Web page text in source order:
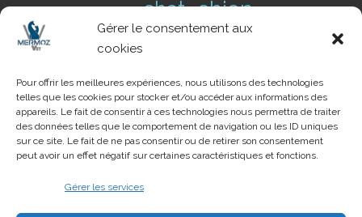
Gérer le consentement aux
cookies
Pour offrir les meilleures expériences, nous utilisons des technologies
telles que les cookies pour stocker et/ou accéder aux informations des
appareils. Le fait de consentir à ces technologies nous permettra de traiter
des données telles que le comportement de navigation ou les ID uniques
sur ce site. Le fait de ne pas consentir ou de retirer son consentement
peut avoir un effet négatif sur certaines caractéristiques et fonctions.
Gérer les services
chat chien
Conseil NAC
conseils de
prévention
NAC parasite pathologie
urgence urgences voyage
Création du site